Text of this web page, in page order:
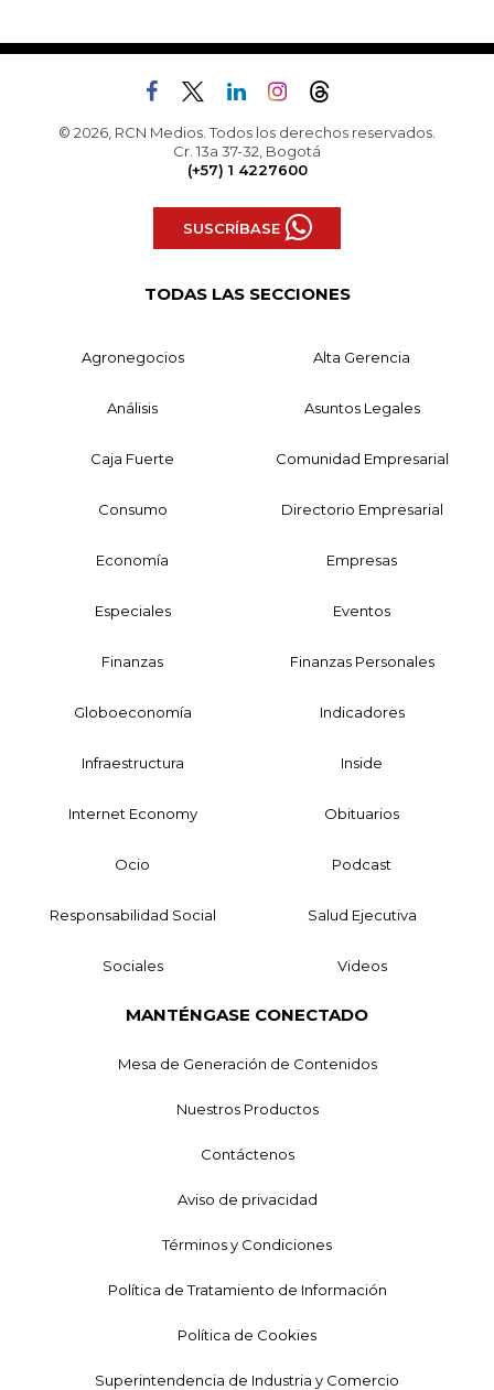
© 2026, RCN Medios. Todos los derechos reservados.
Cr. 13a 37-32, Bogotá
(+57) 1 4227600
SUSCRÍBASE
TODAS LAS SECCIONES
Agronegocios Alta Gerencia
Análisis Asuntos Legales
Caja Fuerte Comunidad Empresarial
Consumo Directorio Empresarial
Economía Empresas
Especiales Eventos
Finanzas Finanzas Personales
Globoeconomía Indicadores
Infraestructura Inside
Internet Economy Obituarios
Ocio Podcast
Responsabilidad Social Salud Ejecutiva
Sociales Videos
MANTÉNGASE CONECTADO
Mesa de Generación de Contenidos
Nuestros Productos
Contáctenos
Aviso de privacidad
Términos y Condiciones
Política de Tratamiento de Información
Política de Cookies
Superintendencia de Industria y Comercio